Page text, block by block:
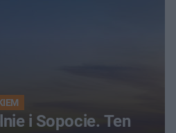
i Sopocie. Ten